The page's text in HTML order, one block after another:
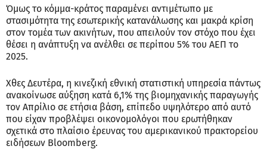
Όμως το κόμμα-κράτος παραμένει αντιμέτωπο με
στασιμότητα της εσωτερικής κατανάλωσης και μακρά κρίση
στον τομέα των ακινήτων, που απειλούν τον στόχο που έχει
θέσει η ανάπτυξη να ανέλθει σε περίπου 5% του ΑΕΠ το
2025.
Χθες Δευτέρα, η κινεζική εθνική στατιστική υπηρεσία πάντως
ανακοίνωσε αύξηση κατά 6,1% της βιομηχανικής παραγωγής
τον Απρίλιο σε ετήσια βάση, επίπεδο υψηλότερο από αυτό
που είχαν προβλέψει οικονομολόγοι που ερωτήθηκαν
σχετικά στο πλαίσιο έρευνας του αμερικανικού πρακτορείου
ειδήσεων Bloomberg.